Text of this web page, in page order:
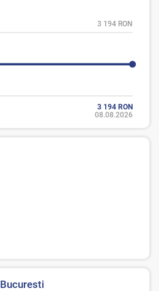
3 194 RON
3 194 RON
08.08.2026
Bucuresti